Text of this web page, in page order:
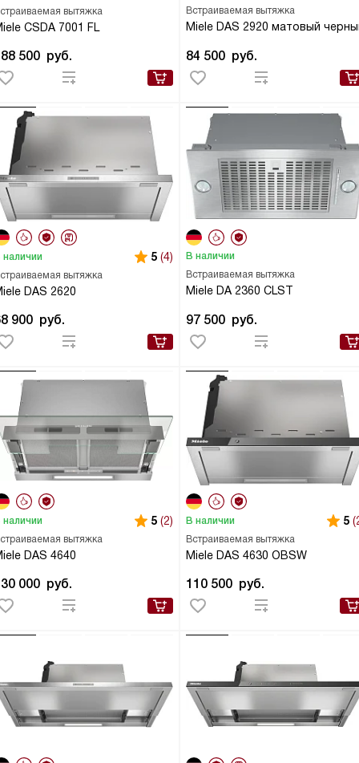
вытяжка
CSDA 7001 FL
500 руб.
Встраиваемая вытяжка
Miele DAS 2920 матовый
84 500 руб.
вытяжка
DAS 2620
наличии 5 (4)
900 руб.
Встраиваемая вытяжка
Miele DA 2360 CLST
В наличии
97 500 руб.
вытяжка
DAS 4640
наличии 5 (2)
000 руб.
Встраиваемая вытяжка
Miele DAS 4630 OBSW
В наличии 5
110 500 руб.